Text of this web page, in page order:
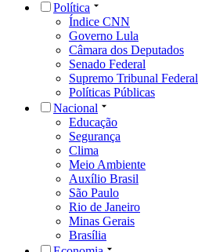
Política
Índice CNN
Governo Lula
Câmara dos Deputados
Senado Federal
Supremo Tribunal Federal
Políticas Públicas
Nacional
Educação
Segurança
Clima
Meio Ambiente
Auxílio Brasil
São Paulo
Rio de Janeiro
Minas Gerais
Brasília